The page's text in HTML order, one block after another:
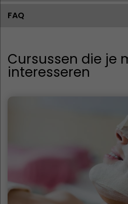
FAQ
Cursussen die je
interesseren